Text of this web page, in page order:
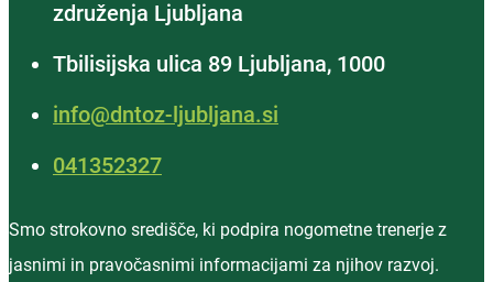
združenja Ljubljana
Tbilisijska ulica 89 Ljubljana, 1000
info@dntoz-ljubljana.si
‭041352327‬
Smo strokovno središče, ki podpira nogometne trenerje z
jasnimi in pravočasnimi informacijami za njihov razvoj.